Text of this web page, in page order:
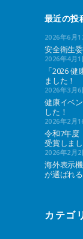
最近の投
2026年6月
安全衛生
2026年4月1
「2026
ました！
2026年3月6
健康イベ
した！
2026年2月
令和7年度
受賞しまし
2026年2月2
海外表示
が選ばれ
カテゴ